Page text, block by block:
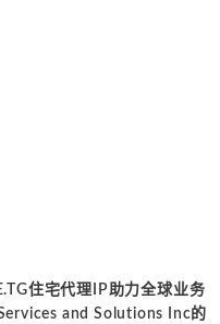
住宅代理IP助力全球业务
and Solutions Inc的